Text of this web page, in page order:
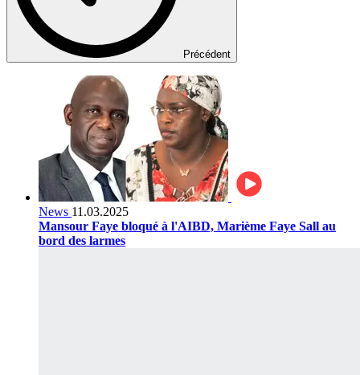
Précédent
News 11.03.2025
Mansour Faye bloqué à l'AIBD, Marième Faye Sall au
bord des larmes